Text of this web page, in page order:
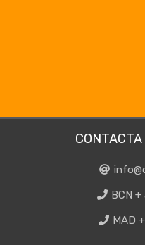
CONTACTA
BCN
MAD